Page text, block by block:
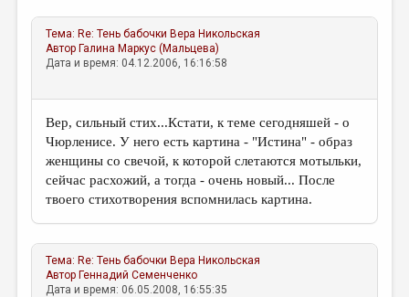
Тема:Re: Тень бабочки Вера Никольская
АвторГалина Маркус (Мальцева)
Дата и время: 04.12.2006, 16:16:58
Вер, сильный стих...Кстати, к теме сегодняшей - о
Чюрленисе. У него есть картина - "Истина" - образ
женщины со свечой, к которой слетаются мотыльки,
сейчас расхожий, а тогда - очень новый... После
твоего стихотворения вспомнилась картина.
Тема:Re: Тень бабочки Вера Никольская
АвторГеннадий Семенченко
Дата и время: 06.05.2008, 16:55:35